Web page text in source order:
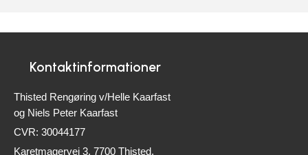
Kontaktinformationer
Thisted Rengøring v/Helle Kaarfast
og Niels Peter Kaarfast
CVR: 30044177
Karetmagervej 3, 7700 Thisted,